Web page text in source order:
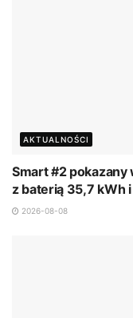
AKTUALNOŚCI
Smart #2 pokazany
z baterią 35,7 kWh
2026-08-08